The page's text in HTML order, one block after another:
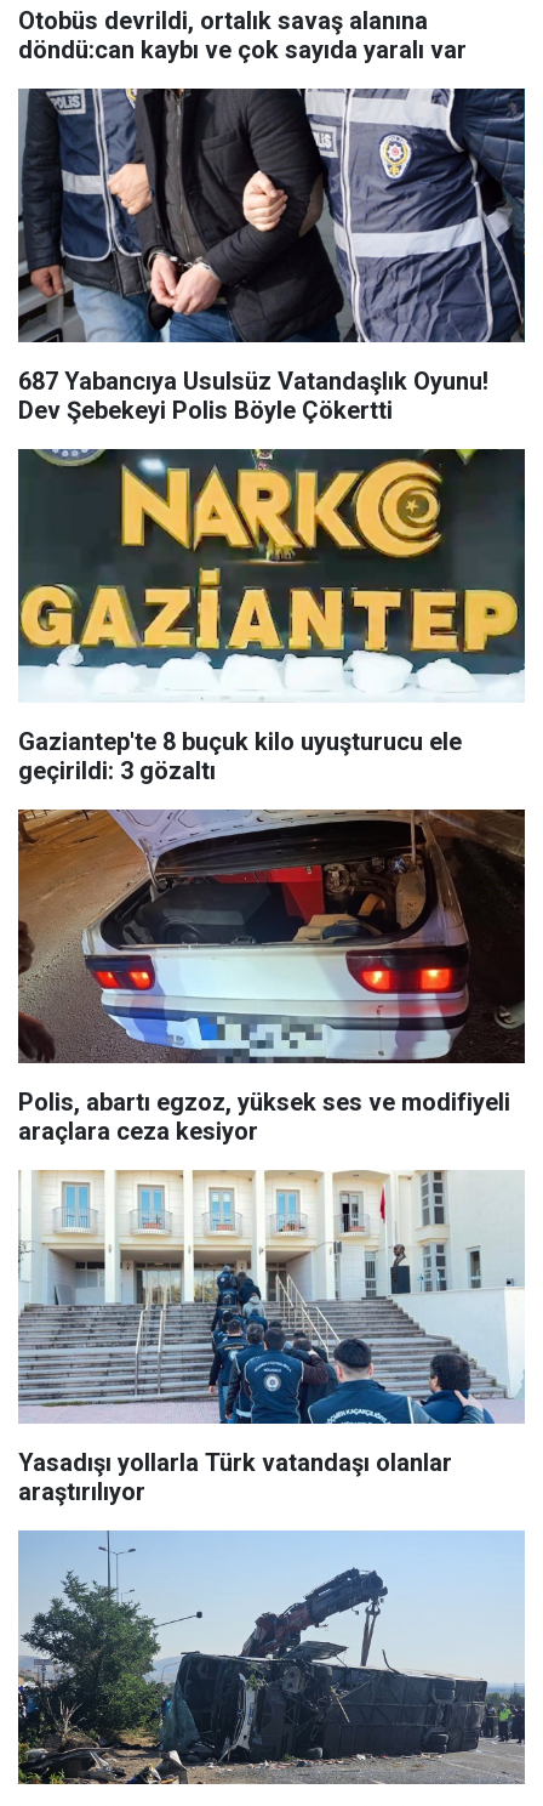
Otobüs devrildi, ortalık savaş alanına
döndü:can kaybı ve çok sayıda yaralı var
687 Yabancıya Usulsüz Vatandaşlık Oyunu!
Dev Şebekeyi Polis Böyle Çökertti
Gaziantep'te 8 buçuk kilo uyuşturucu ele
geçirildi: 3 gözaltı
Polis, abartı egzoz, yüksek ses ve modifiyeli
araçlara ceza kesiyor
Yasadışı yollarla Türk vatandaşı olanlar
araştırılıyor